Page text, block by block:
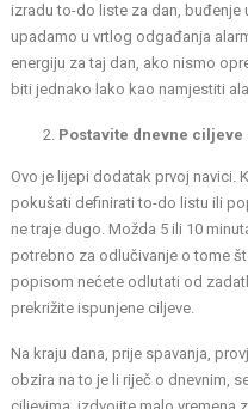
izradu to-do liste za dan, buđenje
upadamo u vrtlog odgađanja
energiju za taj dan, ako nismo
biti jednako lako kao namjestiti
Postavite dnevne
Ovo je lijepi dodatak prvoj navici.
pokušati definirati to-do listu ili
ne traje dugo. Možda 5 ili 10
potrebno za odlučivanje o tome
popisom nećete odlutati od
prekrižite ispunjene ciljeve.
Na kraju dana, prije spavanja,
obzira na to je li riječ o dnevnim,